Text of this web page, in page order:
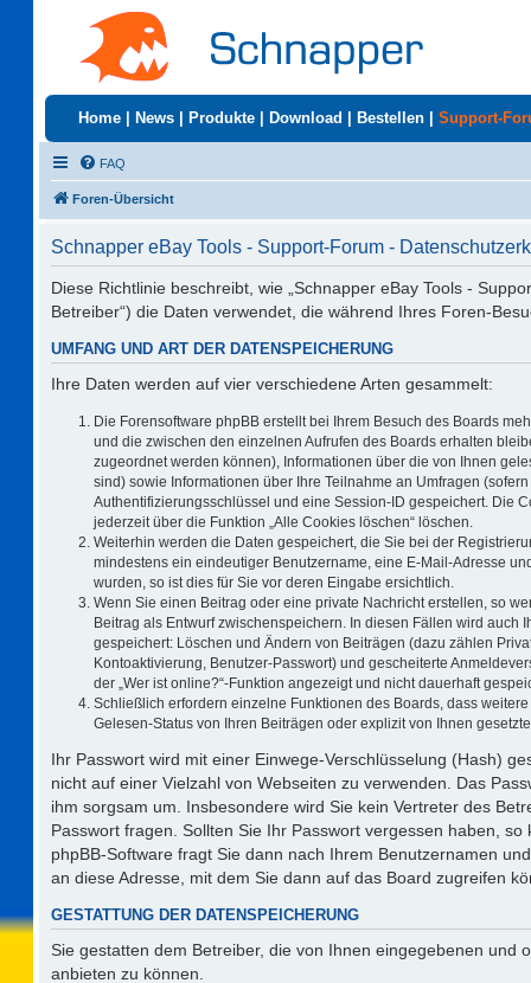
Home News Produkte Download Bestellen Support-
FAQ
Foren-Übersicht
Schnapper eBay Tools - Support-Forum -
Diese Richtlinie beschreibt, wie „Schnapper eBay Tools -
Betreiber“) die Daten verwendet, die während Ihres Foren-
UMFANG UND ART DER DATENSPEICHERUNG
Ihre Daten werden auf vier verschiedene Arten gesammelt:
Die Forensoftware phpBB erstellt bei Ihrem Besuch des Boards
und die zwischen den einzelnen Aufrufen des Boards erhalten
zugeordnet werden können), Informationen über die von Ihnen
sind) sowie Informationen über Ihre Teilnahme an Umfragen
Authentifizierungsschlüssel und eine Session-ID gespeichert. Die
jederzeit über die Funktion „Alle Cookies löschen“ löschen.
Weiterhin werden die Daten gespeichert, die Sie bei der
mindestens ein eindeutiger Benutzername, eine E-Mail-Adresse
wurden, so ist dies für Sie vor deren Eingabe ersichtlich.
Wenn Sie einen Beitrag oder eine private Nachricht erstellen, so
Beitrag als Entwurf zwischenspeichern. In diesen Fällen wird
gespeichert: Löschen und Ändern von Beiträgen (dazu zählen
Kontoaktivierung, Benutzer-Passwort) und gescheiterte
der „Wer ist online?“-Funktion angezeigt und nicht dauerhaft
Schließlich erfordern einzelne Funktionen des Boards, dass
Gelesen-Status von Ihren Beiträgen oder explizit von Ihnen
Ihr Passwort wird mit einer Einwege-Verschlüsselung (Hash)
nicht auf einer Vielzahl von Webseiten zu verwenden. Das
ihm sorgsam um. Insbesondere wird Sie kein Vertreter des
Passwort fragen. Sollten Sie Ihr Passwort vergessen haben,
phpBB-Software fragt Sie dann nach Ihrem Benutzernamen
an diese Adresse, mit dem Sie dann auf das Board zugreifen
GESTATTUNG DER DATENSPEICHERUNG
Sie gestatten dem Betreiber, die von Ihnen eingegebenen
anbieten zu können.